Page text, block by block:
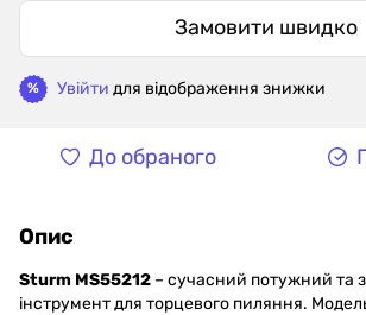
Замовити швидко
% Увійти для відображення знижки
До обраного
Опис
Sturm MS55212 – сучасний потужний та
інструмент для торцевого пиляння.